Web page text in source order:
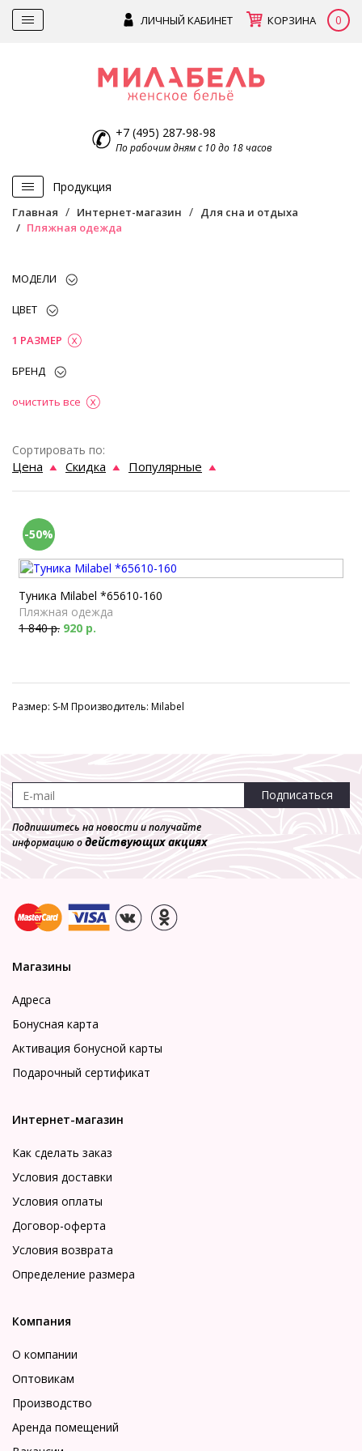
ЛИЧНЫЙ КАБИНЕТ КОРЗИНА 0
+7 (495) 287-98-98
По рабочим дням с 10 до 18 часов
Продукция
Главная Интернет-магазин
Для сна и отдыха
Пляжная одежда
МОДЕЛИ
ЦВЕТ
1 РАЗМЕР
БРЕНД
очистить все
Сортировать по:
Цена Скидка Популярные
-50%
Туника Milabel *65610-160
Пляжная одежда
1 840 р. 920 р.
Размер: S-M Производитель: Milabel
Подписаться
Подпишитесь на новости и получайте
информацию одействующих акциях
Магазины
Адреса
Бонусная карта
Активация бонусной карты
Подарочный сертификат
Интернет-магазин
Как сделать заказ
Условия доставки
Условия оплаты
Договор-оферта
Условия возврата
Определение размера
Компания
О компании
Оптовикам
Производство
Аренда помещений